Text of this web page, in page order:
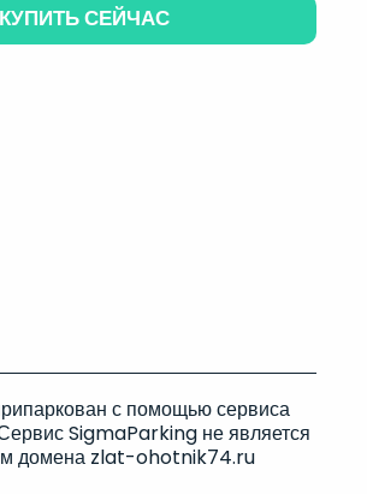
КУПИТЬ СЕЙЧАС
с помощью сервиса
SigmaParking не является
домена zlat-ohotnik74.ru